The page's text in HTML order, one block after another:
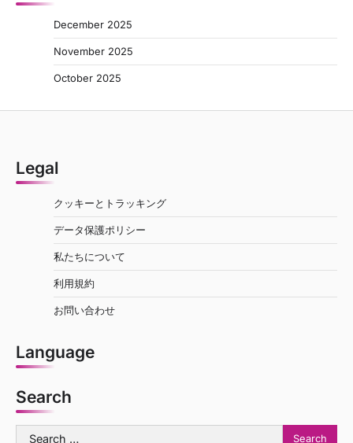
December 2025
November 2025
October 2025
Legal
クッキーとトラッキング
データ保護ポリシー
私たちについて
利用規約
お問い合わせ
Language
Search
Search